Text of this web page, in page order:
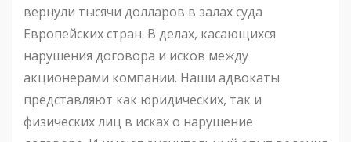
вернули тысячи долларов в залах суда
Европейских стран. В делах, касающихся
нарушения договора и исков между
акционерами компании. Наши адвокаты
представляют как юридических, так и
физических лиц в исках о нарушение